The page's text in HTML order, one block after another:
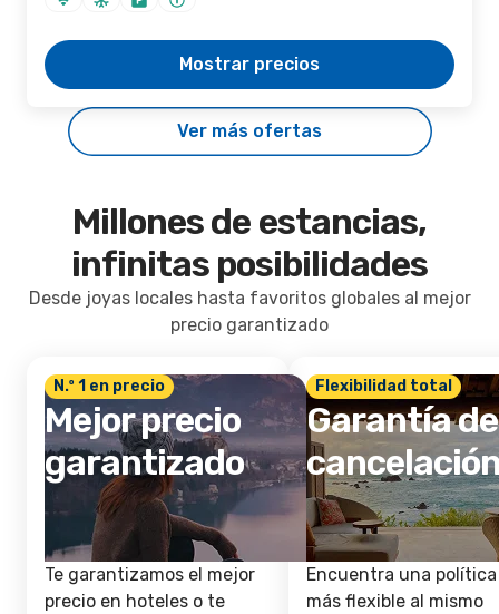
Mostrar precios
Ver más ofertas
Millones de estancias,
infinitas posibilidades
Desde joyas locales hasta favoritos globales al mejor
precio garantizado
N.º 1 en precio
Mejor precio
garantizado
Te garantizamos el mejor
precio en hoteles o te
Flexibilidad total
Garantía de
Encuentra una política
más flexible al mismo